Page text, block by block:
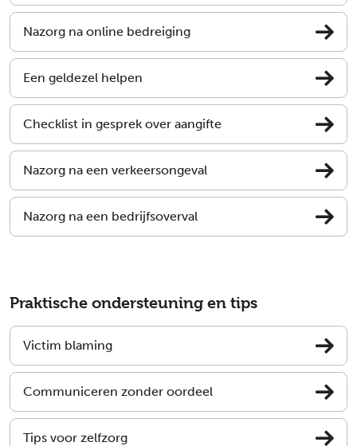
Nazorg na online bedreiging
Een geldezel helpen
Checklist in gesprek over aangifte
Nazorg na een verkeersongeval
Nazorg na een bedrijfsoverval
Praktische ondersteuning en tips
Victim blaming
Communiceren zonder oordeel
Tips voor zelfzorg